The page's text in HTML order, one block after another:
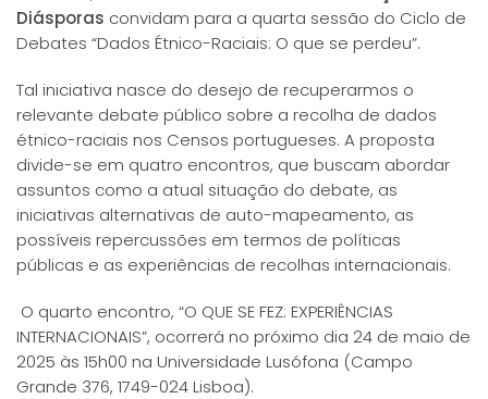
Diásporas convidam para a quarta sessão do Ciclo de
Debates “Dados Étnico-Raciais: O que se perdeu”.
Tal iniciativa nasce do desejo de recuperarmos o
relevante debate público sobre a recolha de dados
étnico-raciais nos Censos portugueses. A proposta
divide-se em quatro encontros, que buscam abordar
assuntos como a atual situação do debate, as
iniciativas alternativas de auto-mapeamento, as
possíveis repercussões em termos de políticas
públicas e as experiências de recolhas internacionais.
O quarto encontro, “O QUE SE FEZ: EXPERIÊNCIAS
INTERNACIONAIS”, ocorrerá no próximo dia 24 de maio de
2025 às 15h00 na Universidade Lusófona (Campo
Grande 376, 1749-024 Lisboa).